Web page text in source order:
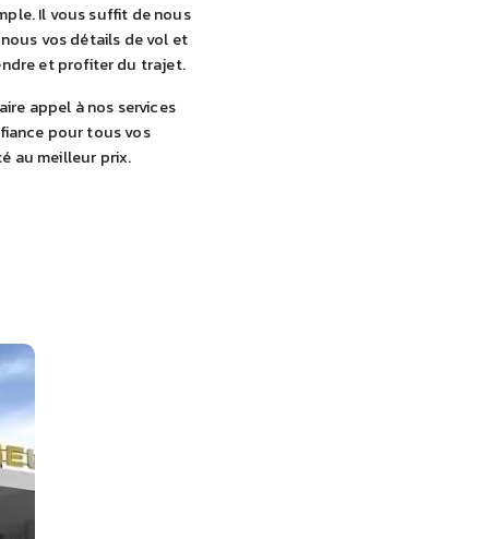
Il vous suffit de nous
vos détails de vol et
et profiter du trajet.
appel à nos services
pour tous vos
au meilleur prix.